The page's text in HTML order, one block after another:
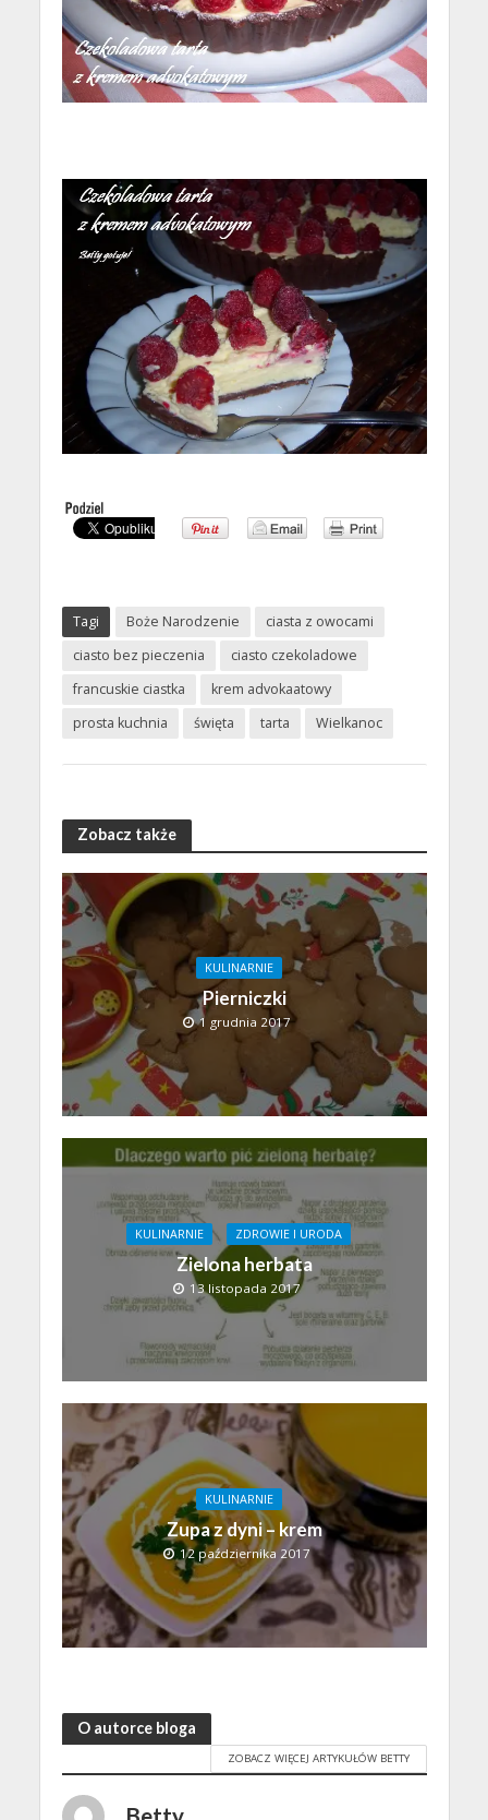
Tagi Boże Narodzenie
ciasta z owocami
ciasto bez pieczenia
ciasto czekoladowe
francuskie ciastka
krem advokaatowy
prosta kuchnia
święta tarta Wielkanoc
Zobacz także
KULINARNIE
Pierniczki
1 grudnia 2017
KULINARNIE ZDROWIE I URODA
Zielona herbata
13 listopada 2017
KULINARNIE
Zupa z dyni – krem
12 października 2017
O autorce bloga
ZOBACZ WIĘCEJ ARTYKUŁÓW BETTY